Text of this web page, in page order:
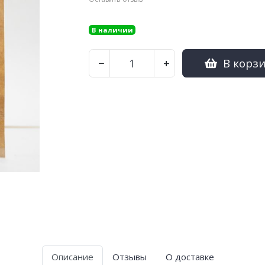
В наличии
− + В
Описание Отзывы О доставке